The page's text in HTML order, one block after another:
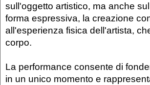
sull'oggetto artistico, ma anche
forma espressiva, la creazione
all'esperienza fisica dell'artista,
corpo.
La performance consente di
in un unico momento e